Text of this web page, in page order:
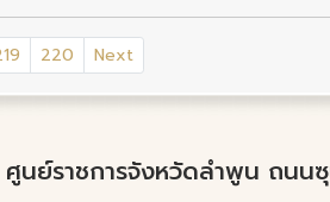
220 Next
ย์ราชการจังหวัดลำพูน ถนนซุ